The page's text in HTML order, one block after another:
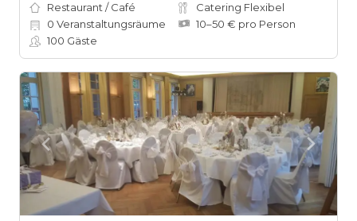
Restaurant / Café
Catering Flexibel
0 Veranstaltungsräume
10–50 € pro Person
100 Gäste